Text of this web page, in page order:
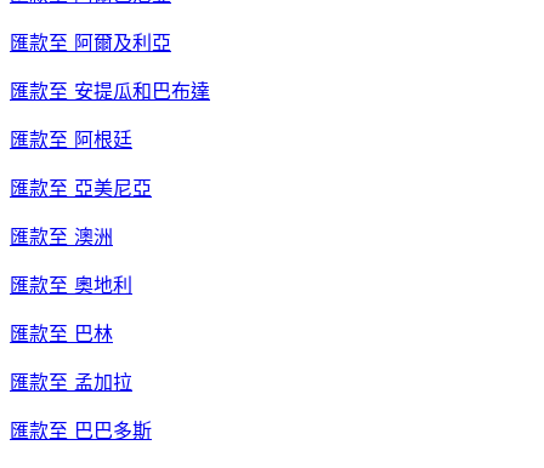
匯款至 阿爾及利亞
匯款至 安提瓜和巴布達
匯款至 阿根廷
匯款至 亞美尼亞
匯款至 澳洲
匯款至 奧地利
匯款至 巴林
匯款至 孟加拉
匯款至 巴巴多斯